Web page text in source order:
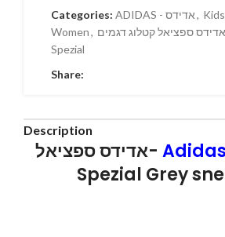
Categories:
ADIDAS - אדידס, Kids
Women, אדידס ספציאל קטלוג דגמים - Adidas
Spezial
Share:
Description
אדידס ספציאל-
Spezial Grey